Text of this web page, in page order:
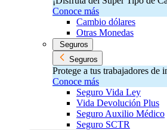
Conoce más
Cambio dólares
Otras Monedas
Seguros
Seguros
Protege a tus trabajadores de
Conoce más
Seguro Vida Ley
Vida Devolución Plus
Seguro Auxilio Médico
Seguro SCTR